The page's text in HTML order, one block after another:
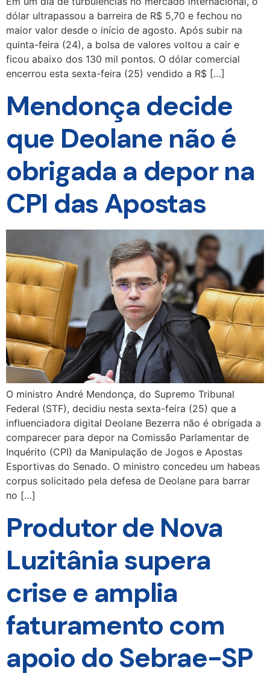
dólar ultrapassou a barreira de R$ 5,70 e fechou no
maior valor desde o início de agosto. Após subir na
quinta-feira (24), a bolsa de valores voltou a cair e
ficou abaixo dos 130 mil pontos. O dólar comercial
encerrou esta sexta-feira (25) vendido a R$ […]
Mendonça decide
que Deolane não é
obrigada a depor na
CPI das Apostas
O ministro André Mendonça, do Supremo Tribunal
Federal (STF), decidiu nesta sexta-feira (25) que a
influenciadora digital Deolane Bezerra não é obrigada a
comparecer para depor na Comissão Parlamentar de
Inquérito (CPI) da Manipulação de Jogos e Apostas
Esportivas do Senado. O ministro concedeu um habeas
corpus solicitado pela defesa de Deolane para barrar
no […]
Produtor de Nova
Luzitânia supera
crise e amplia
faturamento com
apoio do Sebrae-SP